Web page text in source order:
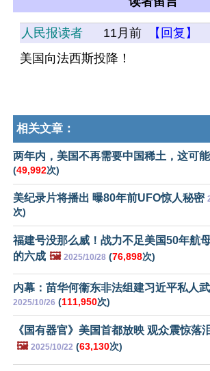
人民报读者 11月前
【回复】
美国向法西斯投降！
相关文章：
两年内，美国不再需要中国稀土，这可
(49,992次)
美纪录片将播出 曝80年前UFO惊人秘密
次)
福建号没那么威！战力不足美国50年航
的六成 🖼️ 2025/10/28 (76,898次)
内幕：苗华何衞东非法组建习近平私人
2025/10/26 (111,950次)
《国有器官》美国首都放映 观众震惊落
🖼️ 2025/10/22 (63,130次)